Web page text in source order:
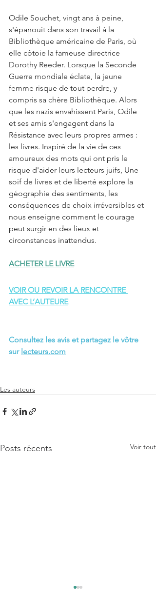
Odile Souchet, vingt ans à peine,
s'épanouit dans son travail à la
Bibliothèque américaine de Paris, où
elle côtoie la fameuse directrice
Dorothy Reeder. Lorsque la Seconde
Guerre mondiale éclate, la jeune
femme risque de tout perdre, y
compris sa chère Bibliothèque. Alors
que les nazis envahissent Paris, Odile
et ses amis s'engagent dans la
Résistance avec leurs propres armes :
les livres. Inspiré de la vie de ces
amoureux des mots qui ont pris le
risque d'aider leurs lecteurs juifs, Une
soif de livres et de liberté explore la
géographie des sentiments, les
conséquences de choix irréversibles et
nous enseigne comment le courage
peut surgir en des lieux et
circonstances inattendus.
ACHETER LE LIVRE
VOIR OU REVOIR LA RENCONTRE
AVEC L’AUTEURE
Consultez les avis et partagez le vôtre
sur lecteurs.com
Les auteurs
Posts récents Voir tout